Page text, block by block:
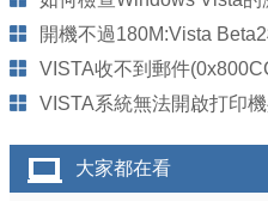
開機不過180M:Vista
VISTA收不到郵件
VISTA系統無法開啟打印
大家都在看